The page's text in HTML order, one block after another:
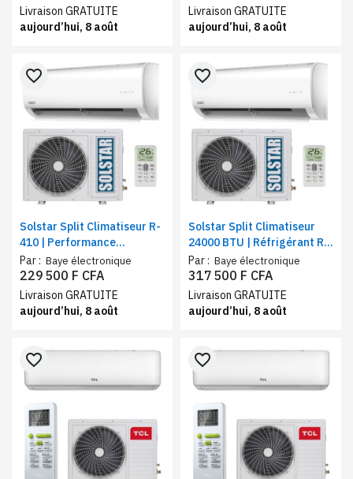
Livraison GRATUITE
aujourd’hui, 8 août
Livraison GRATUITE
aujourd’hui, 8 août
Solstar Split Climatiseur R-
410 | Performance
silencieuse | Capacité de
refroidissement 18000 BTU
Par : Baye électronique
favorite_border
229 500 F CFA
Livraison GRATUITE
aujourd’hui, 8 août
Solstar Split Climatiseur
24000 BTU | Réfrigérant R-
410 | Refroidissement
performant
Par : Baye électronique
favorite_border
317 500 F CFA
Livraison GRATUITE
aujourd’hui, 8 août
favorite_border favorite_border